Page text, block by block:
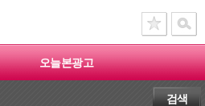
오늘본광고
검색